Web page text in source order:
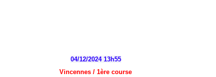
04/12/2024 13h55
Vincennes / 1ère course